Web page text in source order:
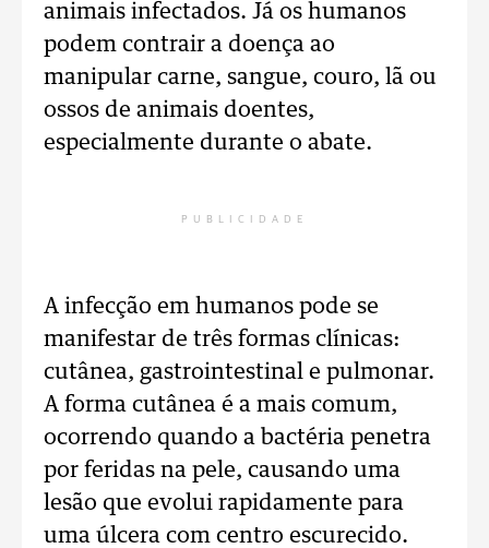
animais infectados. Já os humanos
podem contrair a doença ao
manipular carne, sangue, couro, lã ou
ossos de animais doentes,
especialmente durante o abate.
PUBLICIDADE
A infecção em humanos pode se
manifestar de três formas clínicas:
cutânea, gastrointestinal e pulmonar.
A forma cutânea é a mais comum,
ocorrendo quando a bactéria penetra
por feridas na pele, causando uma
lesão que evolui rapidamente para
uma úlcera com centro escurecido.